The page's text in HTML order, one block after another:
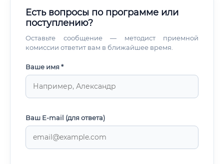
Есть вопросы по программе или
поступлению?
Оставьте сообщение — методист приемной
комиссии ответит вам в ближайшее время.
Ваше имя *
Ваш E-mail (для ответа)